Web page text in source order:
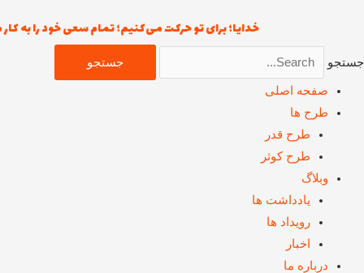
خدایا؛ برای تو حرکت می‌کنیم؛ تمام سعی خود را به کار
جستجو جستجو
صفحه اصلی
طرح ها
طرح قدر
طرح کوثر
وبلاگ
یادداشت ها
رويداد ها
اخبار
درباره ما